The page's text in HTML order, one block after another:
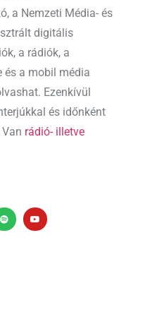
a Nemzeti Média- és
digitális
a rádiók, a
és a mobil média
Ezenkívül
és időnként
rádió- illetve